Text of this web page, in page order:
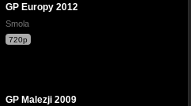
GP Europy 2012
Smola
720p
GP Malezji 2009